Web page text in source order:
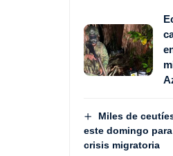
Miles de
este domingo
crisis migratoria